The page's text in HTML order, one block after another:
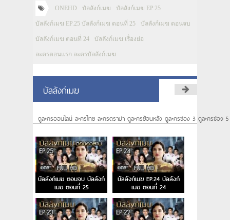
ONEHD บัลลังก์เมฆ บัลลังก์เมฆ EP.25
บัลลังก์เมฆ EP.25 บัลลังก์เมฆ ตอนที่ 25 บัลลังก์เมฆ ตอนจบ
บัลลังก์เมฆ ตอนที่ 24 บัลลังก์เมฆ เรื่องย่อ
ละครตอนแรก ละครบัลลังก์เมฆ
บัลลังก์เมฆ
ดูละครออนไลน์ ละครไทย ละครดราม่า ดูละครย้อนหลัง ดูละครช่อง 3 ดูละครช่อง
บัลลังก์เมฆ ตอนจบ บัลลังก์
เมฆ ตอนที่ 25
บัลลังก์เมฆ EP.24 บัลลังก์
เมฆ ตอนที่ 24